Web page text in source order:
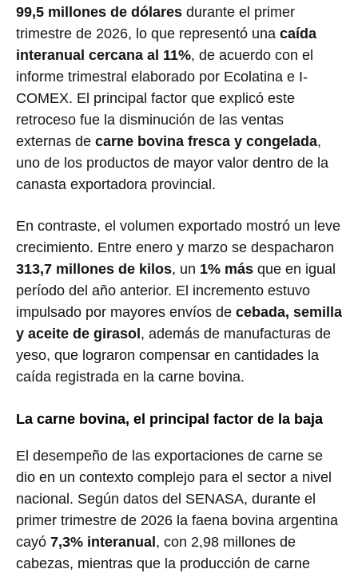
99,5 millones de dólares durante el primer
trimestre de 2026, lo que representó una caída
interanual cercana al 11%, de acuerdo con el
informe trimestral elaborado por Ecolatina e I-
COMEX. El principal factor que explicó este
retroceso fue la disminución de las ventas
externas de carne bovina fresca y congelada,
uno de los productos de mayor valor dentro de la
canasta exportadora provincial.
En contraste, el volumen exportado mostró un leve
crecimiento. Entre enero y marzo se despacharon
313,7 millones de kilos, un 1% más que en igual
período del año anterior. El incremento estuvo
impulsado por mayores envíos de cebada, semilla
y aceite de girasol , además de manufacturas de
yeso, que lograron compensar en cantidades la
caída registrada en la carne bovina.
La carne bovina, el principal factor de la baja
El desempeño de las exportaciones de carne se
dio en un contexto complejo para el sector a nivel
nacional. Según datos del SENASA, durante el
primer trimestre de 2026 la faena bovina argentina
cayó 7,3% interanual , con 2,98 millones de
cabezas, mientras que la producción de carne